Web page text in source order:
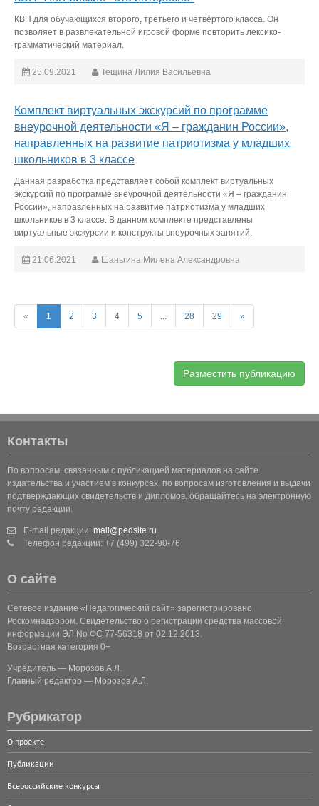
КВН для обучающихся второго, третьего и четвёртого класса. Он
позволяет в развлекательной игровой форме повторить лексико-
грамматический материал.
25.09.2021 Тещина Лилия Васильевна
Комплект виртуальных экскурсий по программе
внеурочной деятельности «Я – гражданин России»,
направленных на развитие патриотизма у младших
школьников в 3 классе
Данная разработка представляет собой комплект виртуальных
экскурсий по программе внеурочной деятельности «Я – гражданин
России», направленных на развитие патриотизма у младших
школьников в 3 классе. В данном комплекте представлены
виртуальные экскурсии и конструкты внеурочных занятий.
21.06.2021 Шаньгина Милена Александровна
« 1 2 3 4 5 ... 28 29 »
Разместить публикацию
Контакты
По вопросам, связанным с публикацией материалов на сайте
издательства и участием в конкурсах, по вопросам изготовления и выдачи
подтверждающих свидетельств и дипломов, обращайтесь на электронную
почту редакции.
E-mail редакции: mail@pedsite.ru
Телефон редакции: +7 (499) 322-90-76
О сайте
Сетевое издание «Педагогический сайт» зарегистрировано
Роскомнадзором. Свидетельство о регистрации средства массовой
информации ЭЛ No ФС 77-56318 от 02.12.2013.
Возрастная категория 0+
Учредитель — Морозов А.Л.
Главный редактор — Морозов А.Л.
Рубрикатор
О проекте
Публикации
Всероссийские конкурсы